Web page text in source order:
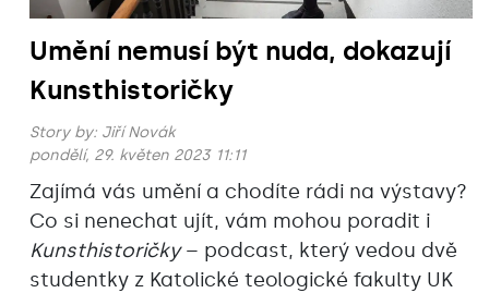
Umění nemusí být nuda, dokazují
Kunsthistoričky
Story by: Jiří Novák
pondělí, 29. květen 2023 11:11
Zajímá vás umění a chodíte rádi na výstavy?
Co si nenechat ujít, vám mohou poradit i
Kunsthistoričky– podcast, který vedou dvě
studentky z Katolické teologické fakulty UK